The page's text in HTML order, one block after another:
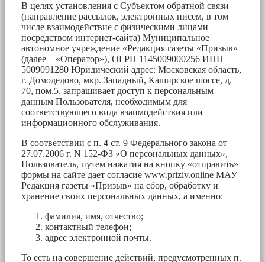
В целях установления с Субъектом обратной связи
(направление рассылок, электронных писем, в том
числе взаимодействие с физическими лицами
посредством интернет-сайта) Муниципальное
автономное учреждение «Редакция газеты «Призыв»
(далее – «Оператор»), ОГРН 1145009000256 ИНН
5009091280 Юридический адрес: Московская область,
г. Домодедово, мкр. Западный, Каширское шоссе, д.
70, пом.5, запрашивает доступ к персональным
данным Пользователя, необходимым для
соответствующего вида взаимодействия или
информационного обслуживания.
В соответствии с п. 4 ст. 9 Федерального закона от
27.07.2006 г. N 152-ФЗ «О персональных данных»,
Пользователь, путем нажатия на кнопку «отправить»
формы на сайте дает согласие www.priziv.online МАУ
Редакция газеты «Призыв» на сбор, обработку и
хранение своих персональных данных, а именно:
фамилия, имя, отчество;
контактный телефон;
адрес электронной почты.
То есть на совершение действий, предусмотренных п.